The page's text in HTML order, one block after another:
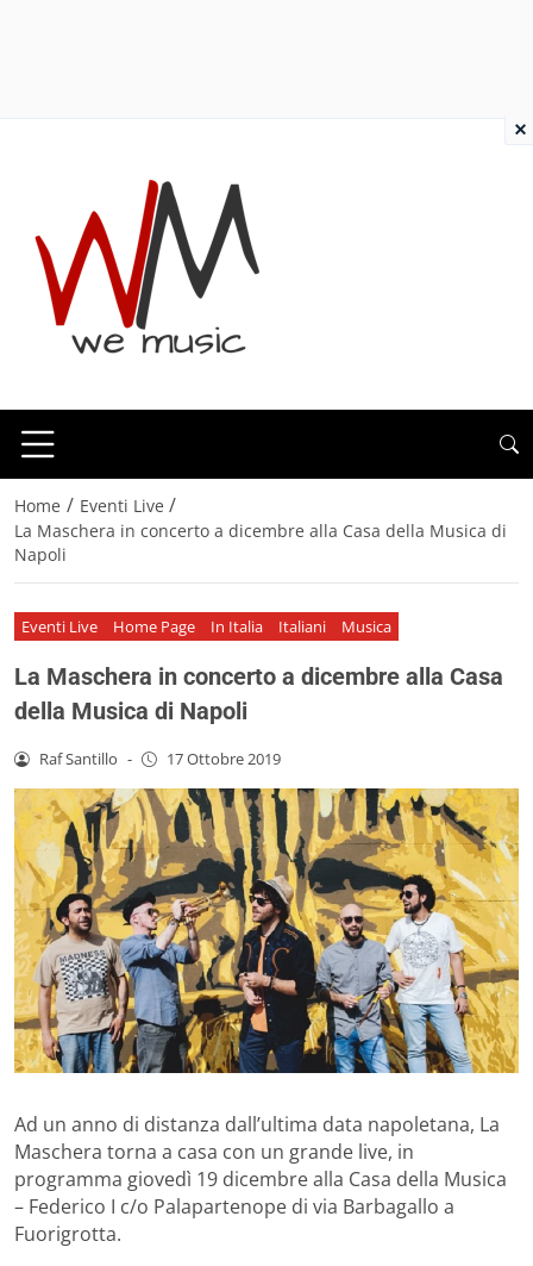
Home / Eventi Live /
La Maschera in concerto a dicembre alla Casa della Musica di
Napoli
Eventi Live Home Page In Italia Italiani Musica
La Maschera in concerto a dicembre alla Casa
della Musica di Napoli
Raf Santillo - 17 Ottobre 2019
Ad un anno di distanza dall’ultima data napoletana, La
Maschera torna a casa con un grande live, in
programma giovedì 19 dicembre alla Casa della Musica
– Federico I c/o Palapartenope di via Barbagallo a
Fuorigrotta.
×